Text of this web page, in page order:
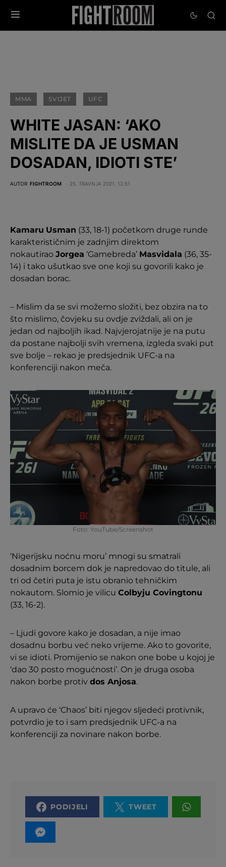
MMA SVIJET UFC
WHITE JASAN: ‘AKO
MISLITE DA JE USMAN
DOSADAN, IDIOTI STE’
AUTOR FIGHTROOM 25. TRAVNJA 2021. 12:51
Kamaru Usman (33, 18-1) početkom druge runde
karakterističnim je zadnjim direktom
nokautirao Jorgea ‘Gamebreda’ Masvidala (36, 35-
14) i tako ušutkao sve one koji su govorili kako je
dosadan borac.
– Mislim da se svi možemo složiti, bez obzira na to
što mislimo, čovjeku su ovdje zviždali, ali on je
jedan od najboljih ikad. Najvjerojatnije je na putu
da postane najbolji svih vremena, izgleda svaki put
sve bolje – rekao je predsjednik UFC-a na
konferenciji nakon meča.
Foto: YouTube/Screenshot
‘Nigerijsku noćnu moru’ mnogi su smatrali
dosadnim borcem dok je napredovao do titule, ali
tri od četiri puta je istu obranio tehničkim
nokautom. Slomio je vilicu Colbyju Covingtonu
(33, 16-2).
– Ljudi govore kako je dosadan, a nije imao
dosadnu borbu već neko vrijeme. Ako to govorite,
vi se idioti. Promijenio se nakon one bobe u kojoj je
‘dao 30 posto mogućnosti’. On je druga osoba
nakon borbe protiv dos Anjosa.
A upravo će ‘Chaos’ biti njegov sljedeći protivnik,
potvrdio je to i sam predsjednik UFC-a na
konferenciji za novinare nakon borbe.
PODIJELI TWEET